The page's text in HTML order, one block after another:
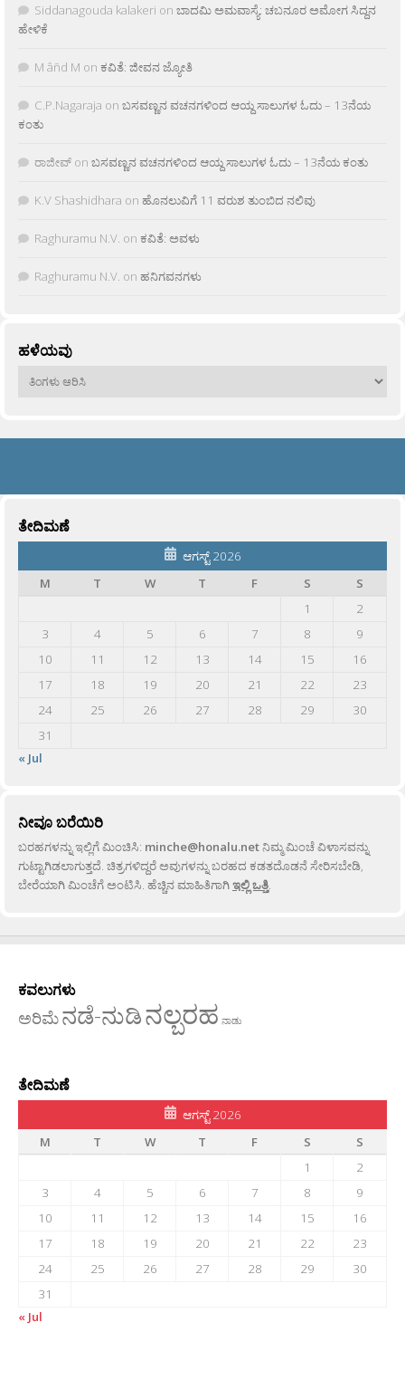
Siddanagouda kalakeri on ಬಾದಮಿ ಅಮವಾಸ್ಯೆ: ಚಬನೂರ ಅಮೋಗ ಸಿದ್ದನ
ಹೇಳಿಕೆ
M âñd M on ಕವಿತೆ: ಜೀವನ ಜ್ಯೋತಿ
C.P.Nagaraja on ಬಸವಣ್ಣನ ವಚನಗಳಿಂದ ಆಯ್ದ ಸಾಲುಗಳ ಓದು – 13ನೆಯ
ಕಂತು
ರಾಜೀವ್ on ಬಸವಣ್ಣನ ವಚನಗಳಿಂದ ಆಯ್ದ ಸಾಲುಗಳ ಓದು – 13ನೆಯ ಕಂತು
K.V Shashidhara on ಹೊನಲುವಿಗೆ 11 ವರುಶ ತುಂಬಿದ ನಲಿವು
Raghuramu N.V. on ಕವಿತೆ: ಅವಳು
Raghuramu N.V. on ಹನಿಗವನಗಳು
ಹಳೆಯವು
ಹಳೆಯವು
ತೇದಿಮಣೆ
ಆಗಸ್ಟ್ 2026
M
T W T F S
S
1
2
3
4 5 6 7 8
9
10
11 12 13 14 15
16
17
18 19 20 21 22
23
24
25 26 27 28 29
30
31
« Jul
ನೀವೂ ಬರೆಯಿರಿ
ಬರಹಗಳನ್ನು ಇಲ್ಲಿಗೆ ಮಿಂಚಿಸಿ: minche@honalu.netನಿಮ್ಮ ಮಿಂಚೆ ವಿಳಾಸವನ್ನು
ಗುಟ್ಟಾಗಿಡಲಾಗುತ್ತದೆ. ಚಿತ್ರಗಳಿದ್ದರೆ ಅವುಗಳನ್ನು ಬರಹದ ಕಡತದೊಡನೆ ಸೇರಿಸಬೇಡಿ,
ಬೇರೆಯಾಗಿ ಮಿಂಚೆಗೆ ಅಂಟಿಸಿ. ಹೆಚ್ಚಿನ ಮಾಹಿತಿಗಾಗಿಇಲ್ಲಿ ಒತ್ತಿ.
ಕವಲುಗಳು
ಅರಿಮೆನಡೆ-ನುಡಿನಲ್ಬರಹ ನಾಡು
ತೇದಿಮಣೆ
ಆಗಸ್ಟ್ 2026
M
T W T F S
S
1
2
3
4 5 6 7 8
9
10
11 12 13 14 15
16
17
18 19 20 21 22
23
24
25 26 27 28 29
30
31
« Jul